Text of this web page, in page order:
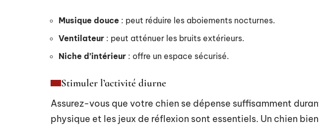
Musique douce : peut réduire les aboiements nocturnes.
Ventilateur : peut atténuer les bruits extérieurs.
Niche d’intérieur : offre un espace sécurisé.
Stimuler l’activité diurne
Assurez-vous que votre chien se dépense suffisamment
physique et les jeux de réflexion sont essentiels. Un chien